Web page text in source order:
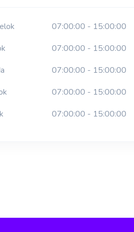
07:00:00 - 15:00:00
07:00:00 - 15:00:00
07:00:00 - 15:00:00
07:00:00 - 15:00:00
07:00:00 - 15:00:00